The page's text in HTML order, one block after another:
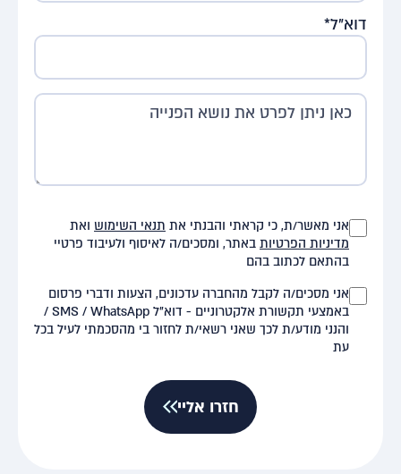
דוא"ל*
אני מאשר/ת, כי קראתי והבנתי את תנאי השימוש ואת
מדיניות הפרטיות באתר, ומסכים/ה לאיסוף ולעיבוד פרטיי
בהתאם לכתוב בהם
אני מסכים/ה לקבל מהחברה עדכונים, הצעות ודברי פרסום
באמצעי תקשורת אלקטרוניים - דוא"ל SMS / WhatsApp /
והנני מודע/ת לכך שאני רשאי/ת לחזור בי מהסכמתי לעיל בכל
עת